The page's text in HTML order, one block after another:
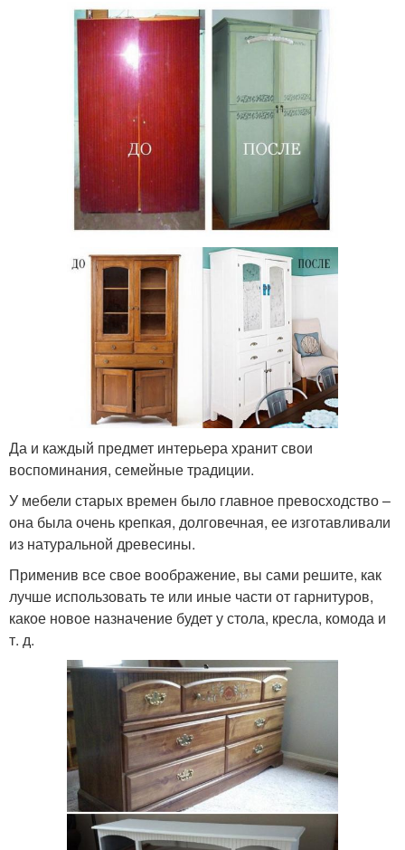
Да и каждый предмет интерьера хранит свои
воспоминания, семейные традиции.
У мебели старых времен было главное превосходство –
она была очень крепкая, долговечная, ее изготавливали
из натуральной древесины.
Применив все свое воображение, вы сами решите, как
лучше использовать те или иные части от гарнитуров,
какое новое назначение будет у стола, кресла, комода и
т. д.